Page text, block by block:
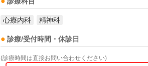
心療内科 精神科
診療/受付時間・休診日
(診療時間は直接お問い合わせください)